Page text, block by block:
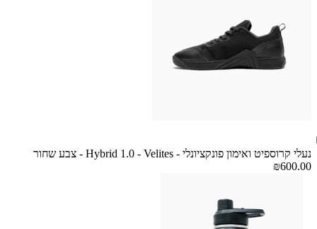
נעלי קרוספיט ואימון פונקציונלי - Hybrid 1.0 - Velites - צבע שחור
₪600.00